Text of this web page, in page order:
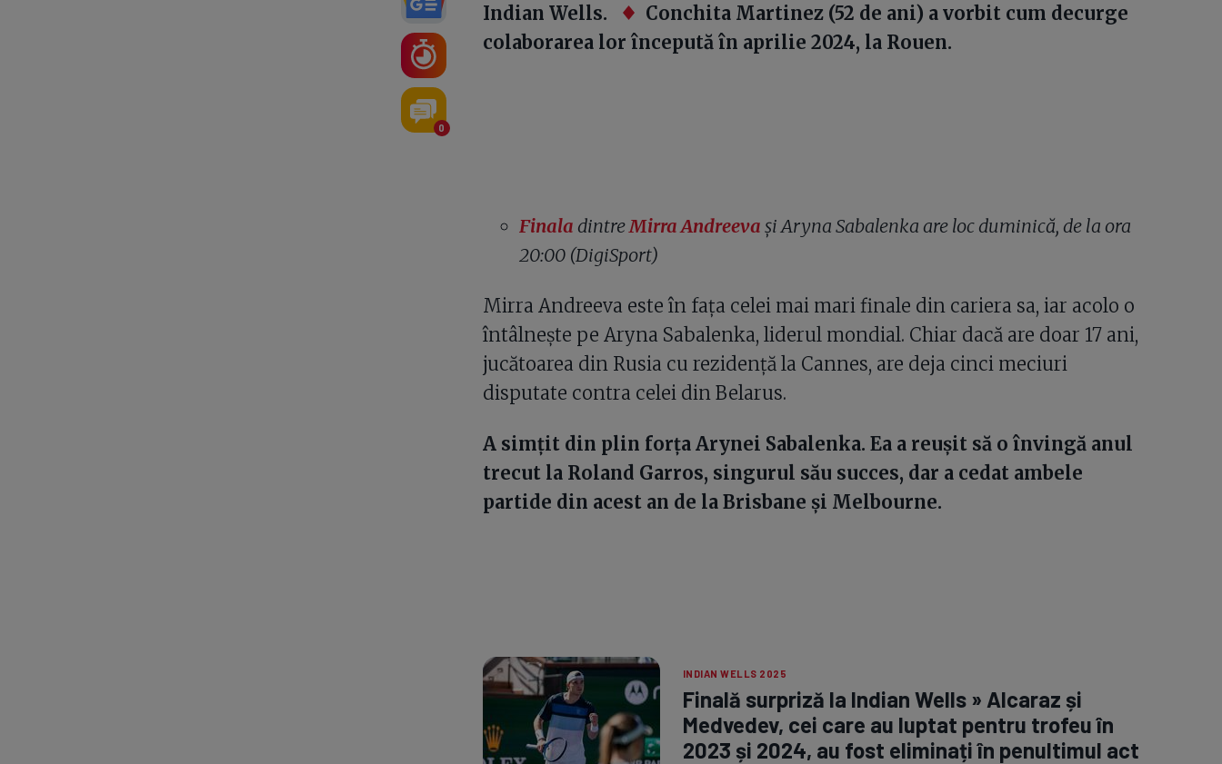
0
Indian Wells.
Conchita Martinez (52 de ani) a vorbit cum decurge
colaborarea lor începută în aprilie 2024, la Rouen.
Finala dintre Mirra Andreeva și Aryna Sabalenka are loc duminică, de la ora
20:00 (DigiSport)
Mirra Andreeva este în fața celei mai mari finale din cariera sa, iar acolo o
întâlnește pe Aryna Sabalenka, liderul mondial. Chiar dacă are doar 17 ani,
jucătoarea din Rusia cu rezidență la Cannes, are deja cinci meciuri
disputate contra celei din Belarus.
A simțit din plin forța Arynei Sabalenka. Ea a reușit să o învingă anul
trecut la Roland Garros, singurul său succes, dar a cedat ambele
partide din acest an de la Brisbane și Melbourne.
INDIAN WELLS 2025
Finală surpriză la Indian Wells » Alcaraz și
Medvedev, cei care au luptat pentru trofeu în
2023 și 2024, au fost eliminați în penultimul act